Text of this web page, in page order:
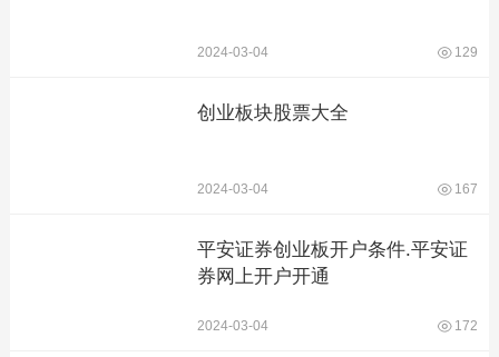
2024-03-04 129
创业板块股票大全
2024-03-04 167
平安证券创业板开户条件.平安证
券网上开户开通
2024-03-04 172